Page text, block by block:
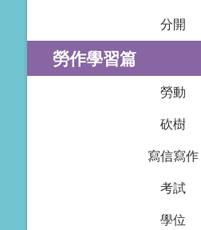
分開
勞作學習篇
勞動
砍樹
寫信寫作
考試
學位